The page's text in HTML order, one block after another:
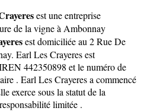
est uneentreprise
de la vigne à Ambonnay
est domiciliée au 2 Rue De
Earl Les Crayeres est
442350898 et le numéro de
. Earl Les Crayeres a commencé
exerce sous la statut de la
limitée .